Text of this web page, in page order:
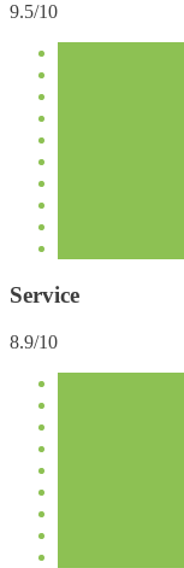
9.5/10
Service
8.9/10